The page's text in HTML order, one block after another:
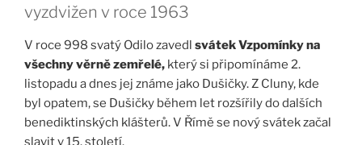
vyzdvižen v roce 1963
V roce 998 svatý Odilo zavedl svátek Vzpomínky na
všechny věrně zemřelé, který si připomínáme 2.
listopadu a dnes jej známe jako Dušičky. Z Cluny, kde
byl opatem, se Dušičky během let rozšířily do dalších
benediktinských klášterů. V Římě se nový svátek začal
slavit v 15. století.